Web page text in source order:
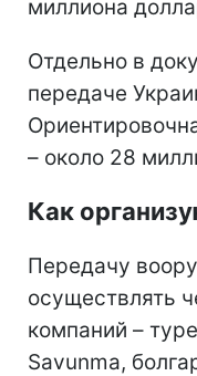
миллиона
Отдельно в
передаче
– около 28
Как
Передачу
осуществлять
компаний –
Savunma,